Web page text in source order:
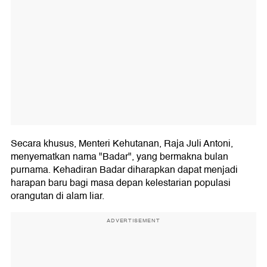
Secara khusus, Menteri Kehutanan, Raja Juli Antoni,
menyematkan nama "Badar", yang bermakna bulan
purnama. Kehadiran Badar diharapkan dapat menjadi
harapan baru bagi masa depan kelestarian populasi
orangutan di alam liar.
ADVERTISEMENT